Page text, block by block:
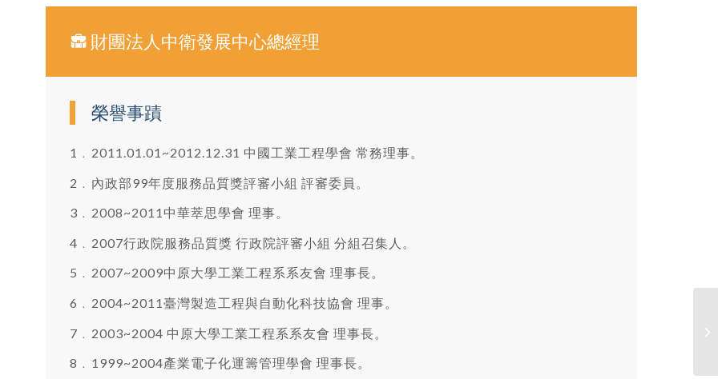
財團法人中衛發展中心總經理
榮譽事蹟
1﹒2011.01.01~2012.12.31 中國工業工程學會 常務理事。
2﹒內政部99年度服務品質獎評審小組 評審委員。
3﹒2008~2011中華萃思學會 理事。
4﹒2007行政院服務品質獎 行政院評審小組 分組召集人。
5﹒2007~2009中原大學工業工程系系友會 理事長。
6﹒2004~2011臺灣製造工程與自動化科技協會 理事。
7﹒2003~2004 中原大學工業工程系系友會 理事長。
8﹒1999~2004產業電子化運籌管理學會 理事長。